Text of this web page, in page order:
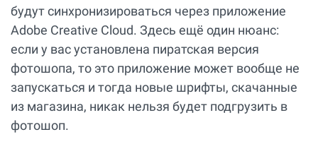
будут синхронизироваться через приложение
Adobe Creative Cloud. Здесь ещё один нюанс:
если у вас установлена пиратская версия
фотошопа, то это приложение может вообще не
запускаться и тогда новые шрифты, скачанные
из магазина, никак нельзя будет подгрузить в
фотошоп.